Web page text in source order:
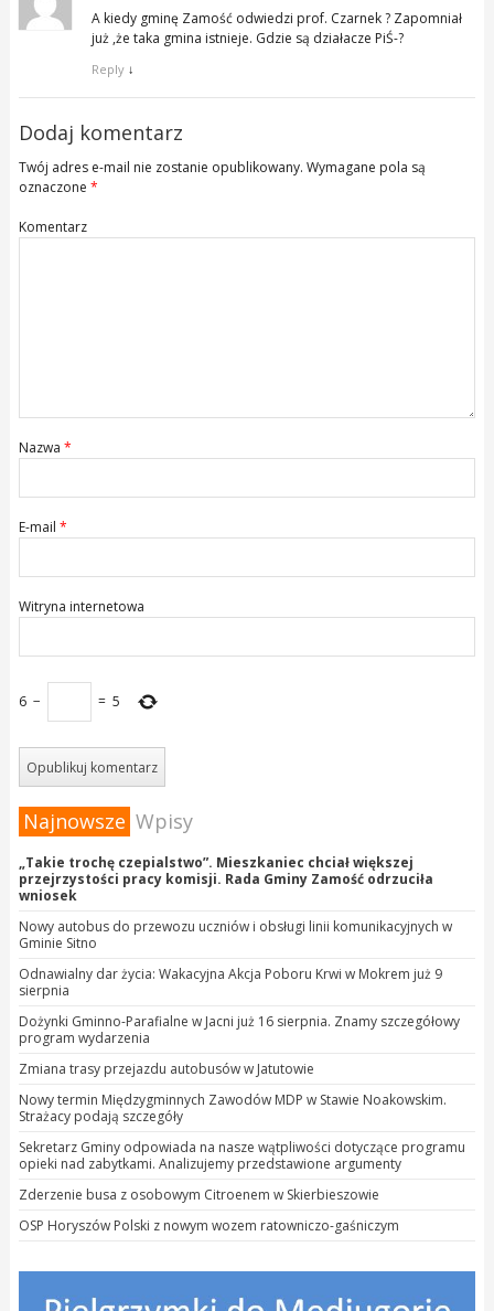
A kiedy gminę Zamość odwiedzi prof. Czarnek ? Zapomniał
już ,że taka gmina istnieje. Gdzie są działacze PiŚ-?
Reply ↓
Dodaj komentarz
Twój adres e-mail nie zostanie opublikowany. Wymagane pola są
oznaczone *
Komentarz
Nazwa *
E-mail *
Witryna internetowa
6 − = 5
Najnowsze Wpisy
„Takie trochę czepialstwo”. Mieszkaniec chciał większej
przejrzystości pracy komisji. Rada Gminy Zamość odrzuciła
wniosek
Nowy autobus do przewozu uczniów i obsługi linii komunikacyjnych w
Gminie Sitno
Odnawialny dar życia: Wakacyjna Akcja Poboru Krwi w Mokrem już 9
sierpnia
Dożynki Gminno-Parafialne w Jacni już 16 sierpnia. Znamy szczegółowy
program wydarzenia
Zmiana trasy przejazdu autobusów w Jatutowie
Nowy termin Międzygminnych Zawodów MDP w Stawie Noakowskim.
Strażacy podają szczegóły
Sekretarz Gminy odpowiada na nasze wątpliwości dotyczące programu
opieki nad zabytkami. Analizujemy przedstawione argumenty
Zderzenie busa z osobowym Citroenem w Skierbieszowie
OSP Horyszów Polski z nowym wozem ratowniczo-gaśniczym